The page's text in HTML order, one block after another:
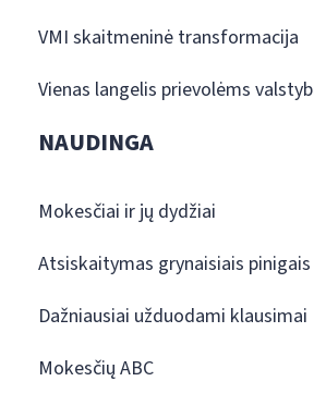
VMI skaitmeninė transformacija
Vienas langelis prievolėms
NAUDINGA
Mokesčiai ir jų dydžiai
Atsiskaitymas grynaisiais pinigais
Dažniausiai užduodami klausimai
Mokesčių ABC